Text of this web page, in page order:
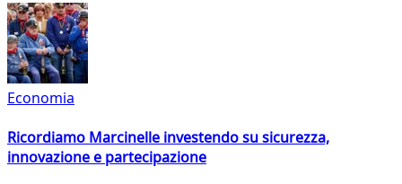
Economia
Ricordiamo Marcinelle investendo su sicurezza,
innovazione e partecipazione